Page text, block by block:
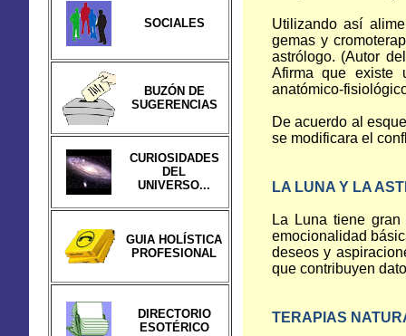
SOCIALES
BUZÓN DE
SUGERENCIAS
CURIOSIDADES
DEL
UNIVERSO...
GUIA HOLÍSTICA
PROFESIONAL
DIRECTORIO
ESOTÉRICO
Utilizando así
gemas y
astrólogo. (Autor
Afirma que existe
anatómico-
De acuerdo al
se modificara el
LA LUNA Y LA
La Luna tiene
emocionalidad
deseos y
que contribuyen
TERAPIAS